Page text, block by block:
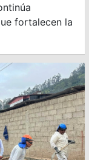
fortalecen la